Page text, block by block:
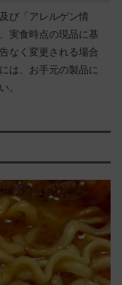
び「アレルゲン情
実食時点の現品に基
なく変更される場合
は、お手元の製品に
。